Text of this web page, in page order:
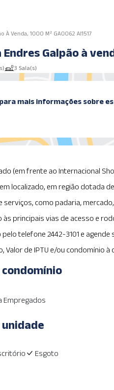
À Venda, 1000 M² GA0062 AI1517
Galpão à
3 Sala(s)
mais informações sobre
(em frente ao Internacional
localizado, em região dotada
como padaria,
às principais vias de acesso e
telefone 2442-3101 e
Valor de IPTU e/ou condomínio à
Empregados
unidade
Esgoto